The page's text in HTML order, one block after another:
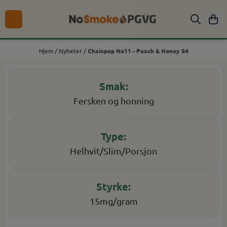
Hopp til innhold
Hjem / Nyheter /Chainpop No11 - Peach & Honey S4
Fersken og honning
Helhvit/Slim/Porsjon
15mg/gram